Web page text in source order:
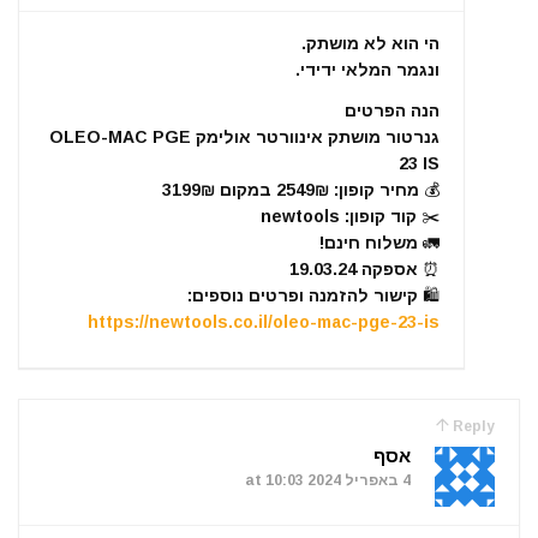
הי הוא לא מושתק.
ונגמר המלאי ידידי.
הנה הפרטים
גנרטור מושתק אינוורטר אולימק OLEO-MAC PGE
23 IS
💰 מחיר קופון: 2549₪ במקום 3199₪
✂️ קוד קופון: newtools
🚛 משלוח חינם!
⏰️ אספקה 19.03.24
🛍 קישור להזמנה ופרטים נוספים:
https://newtools.co.il/oleo-mac-pge-23-is
Reply
אסף
4 באפריל 2024 at 10:03